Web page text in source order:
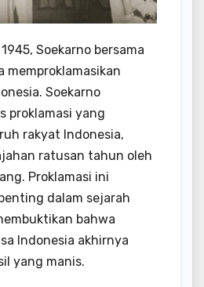
Soekarno bersama
memproklamasikan
Soekarno
proklamasi yang
rakyat Indonesia,
ratusan tahun oleh
Proklamasi ini
dalam sejarah
bahwa
Indonesia akhirnya
yang manis.